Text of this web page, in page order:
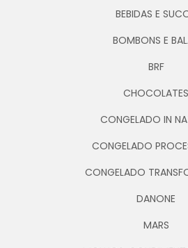
BEBIDAS E
BOMBONS E
BRF
CHOCOLATES
CONGELADO IN
CONGELADO
CONGELADO
DANONE
MARS